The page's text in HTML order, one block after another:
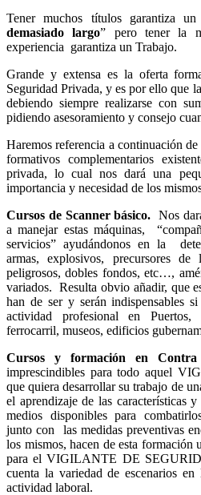
Tener muchos títulos garantiza
demasiado
largo” pero tener la
experiencia garantiza un Trabajo.
Grande y extensa es la oferta
Seguridad Privada, y es por ello que
debiendo siempre realizarse con
pidiendo asesoramiento y consejo
Haremos referencia a continuación
formativos complementarios
privada, lo cual nos dará una
importancia y necesidad de los
Cursos de Scanner básico. Nos
a manejar estas máquinas,
servicios” ayudándonos en la
armas, explosivos, precursores
peligrosos, dobles fondos, etc…,
variados. Resulta obvio añadir, que
han de ser y serán indispensables
actividad profesional en Puertos,
ferrocarril, museos, edificios
Cursos y formación en Contra
imprescindibles para todo aquel
que quiera desarrollar su trabajo de
el aprendizaje de las características
medios disponibles para
junto con las medidas preventivas
los mismos, hacen de esta formación
para el VIGILANTE DE
cuenta la variedad de escenarios
actividad laboral.